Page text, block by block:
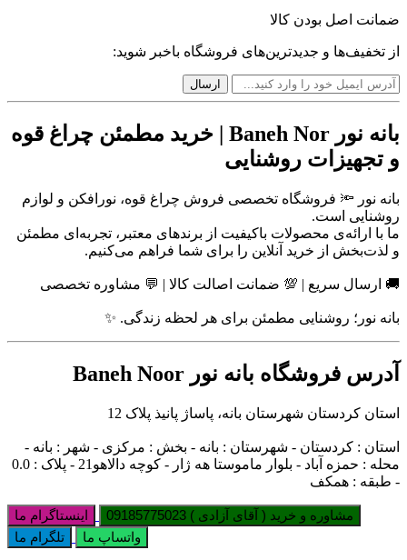
ضمانت اصل بودن کالا
از تخفیف‌ها و جدیدترین‌های فروشگاه باخبر شوید:
بانه نور Baneh Nor | خرید مطمئن چراغ قوه
و تجهیزات روشنایی
بانه نور 🔦 فروشگاه تخصصی فروش چراغ قوه، نورافکن و لوازم
روشنایی است.
ما با ارائه‌ی محصولات باکیفیت از برندهای معتبر، تجربه‌ای مطمئن
و لذت‌بخش از خرید آنلاین را برای شما فراهم می‌کنیم.
🚚 ارسال سریع | 💯 ضمانت اصالت کالا | 💬 مشاوره تخصصی
بانه نور؛ روشنایی مطمئن برای هر لحظه زندگی. ✨
آدرس فروشگاه بانه نور Baneh Noor
استان کردستان شهرستان بانه، پاساژ پانیذ پلاک 12
استان : کردستان - شهرستان : بانه - بخش : مرکزی - شهر : بانه -
محله : حمزه آباد - بلوار ماموستا هه ژار - کوچه دالاهو21 - پلاک : 0.0
- طبقه : همکف
مشاوره و خرید ( آقای آزادی ) 09185775023
اینستاگرام ما
واتساپ ما
تلگرام ما